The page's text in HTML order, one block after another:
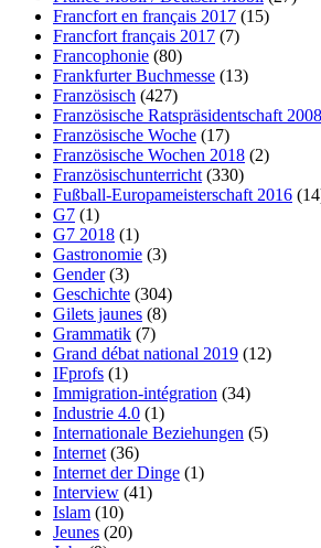
Francfort en français 2017 (15)
Francfort français 2017 (7)
Francophonie (80)
Frankfurter Buchmesse (13)
Französisch (427)
Französische Ratspräsidentschaft 2008
Französische Woche (17)
Französische Wochen 2018 (2)
Französischunterricht (330)
Fußball-Europameisterschaft 2016
G7 (1)
G7 2018 (1)
Gastronomie (3)
Gender(3)
Geschichte (304)
Gilets jaunes (8)
Grammatik (7)
Grand débat national 2019 (12)
IFprofs (1)
Immigration-intégration (34)
Industrie 4.0 (1)
Internationale Beziehungen (5)
Internet (36)
Internet der Dinge (1)
Interview (41)
Islam (10)
Jeunes (20)